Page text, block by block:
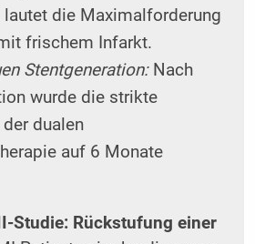
lautet die Maximalforderung
frischem Infarkt.
Stentgeneration: Nach
wurde die strikte
dualen
auf 6 Monate
Studie: Rückstufung einer